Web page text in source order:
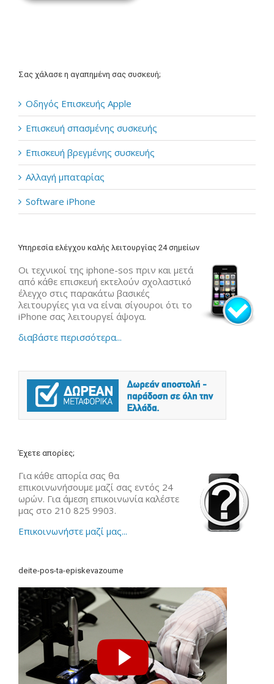
Σας χάλασε η αγαπημένη σας συσκευή;
Οδηγός Επισκευής Apple
Επισκευή σπασμένης συσκευής
Επισκευή βρεγμένης συσκευής
Αλλαγή μπαταρίας
Software iPhone
Υπηρεσία ελέγχου καλής λειτουργίας 24 σημείων
Οι τεχνικοί της iphone-sos πριν και μετά
από κάθε επισκευή εκτελούν σχολαστικό
έλεγχο στις παρακάτω βασικές
λειτουργίες για να είναι σίγουροι ότι το
iPhone σας λειτουργεί άψογα.
διαβάστε περισσότερα...
Έχετε απορίες;
Για κάθε απορία σας θα
επικοινωνήσουμε μαζί σας εντός 24
ωρών. Για άμεση επικοινωνία καλέστε
μας στο 210 825 9903.
Επικοινωνήστε μαζί μας...
deite-pos-ta-episkevazoume